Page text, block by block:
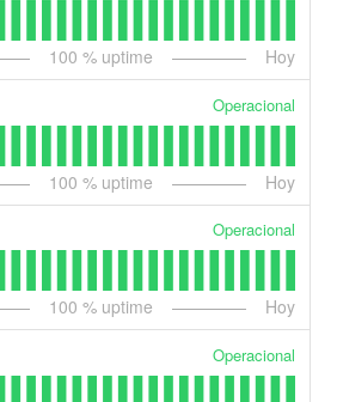
100 % uptime Hoy
Operacional
100 % uptime Hoy
Operacional
100 % uptime Hoy
Operacional